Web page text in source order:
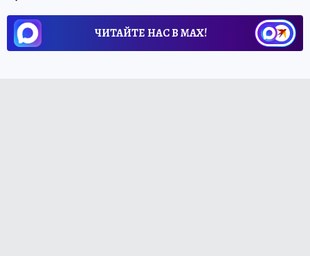
ЧИТАЙТЕ НАС В МАХ!